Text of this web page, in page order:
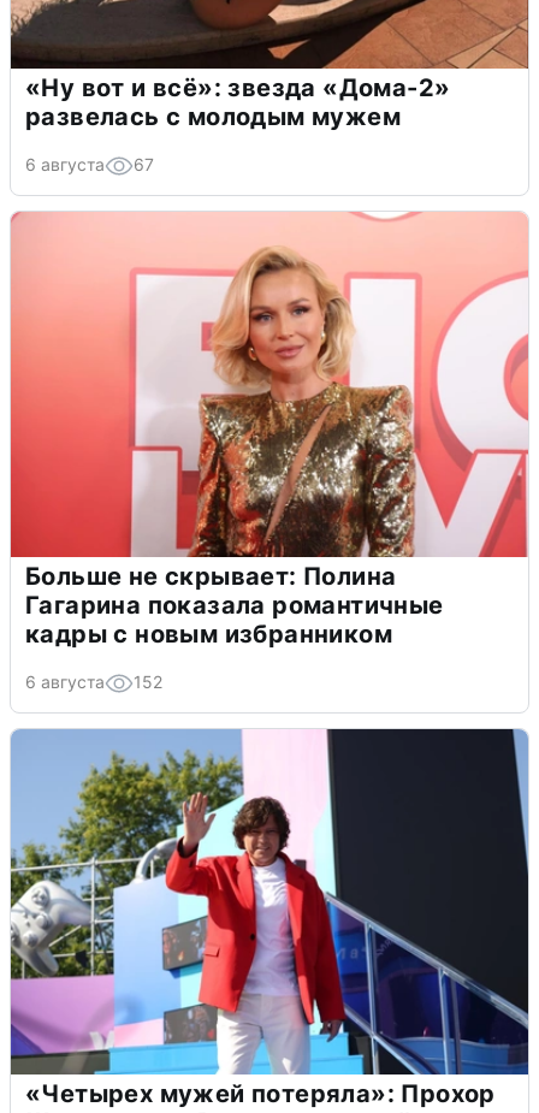
«Ну вот и всё»: звезда «Дома-2»
развелась с молодым мужем
6 августа 67
Больше не скрывает: Полина
Гагарина показала романтичные
кадры с новым избранником
6 августа 152
«Четырех мужей потеряла»: Прохор